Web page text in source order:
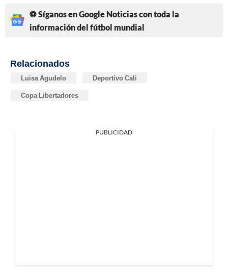
⚽ Síganos en Google Noticias con toda la
información del fútbol mundial
Relacionados
Luisa Agudelo Deportivo Cali
Copa Libertadores
PUBLICIDAD